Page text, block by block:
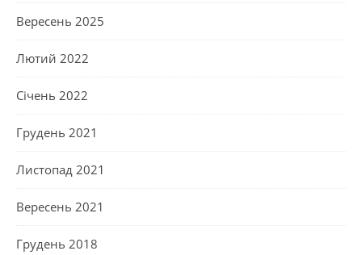
Вересень 2025
Лютий 2022
Січень 2022
Грудень 2021
Листопад 2021
Вересень 2021
Грудень 2018